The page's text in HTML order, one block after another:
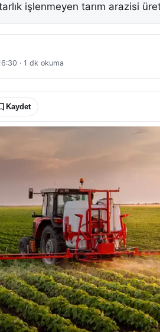
işlenmeyen tarım arazisi
· 1 dk okuma
Kaydet